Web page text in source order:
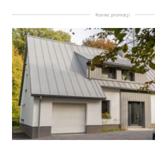
Koniec promocji